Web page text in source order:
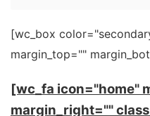
[wc_box
margin_top=""
[wc_fa icon="home"
margin_right=""